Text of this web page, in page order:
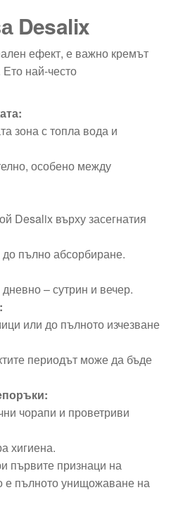
Desalix
ефект, е важно кремът
най-често
зона с топла вода и
особено между
Desalix върху засегнатия
пълно абсорбиране.
– сутрин и вечер.
или до пълното изчезване
периодът може да бъде
чорапи и проветриви
хигиена.
първите признаци на
е пълното унищожаване на